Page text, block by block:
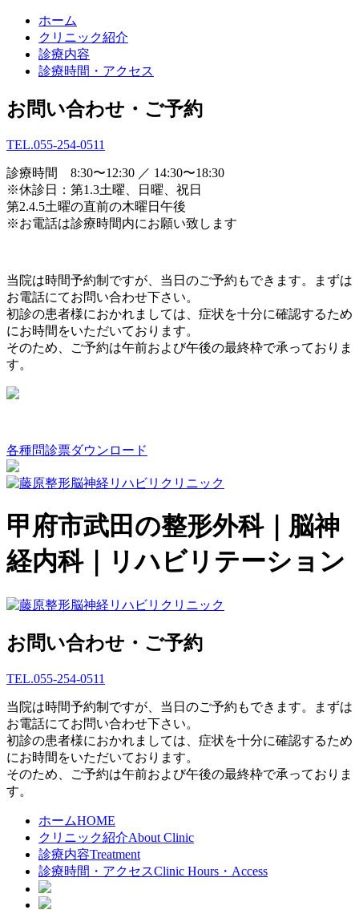
ホーム
クリニック紹介
診療内容
診療時間・アクセス
お問い合わせ・ご予約
TEL.055-254-0511
診療時間 8:30〜12:30 ／ 14:30〜18:30
※休診日：第1.3土曜、日曜、祝日
第2.4.5土曜の直前の木曜日午後
※お電話は診療時間内にお願い致します
当院は時間予約制ですが、当日のご予約もできます。まずは
お電話にてお問い合わせ下さい。
初診の患者様におかれましては、症状を十分に確認するため
にお時間をいただいております。
そのため、ご予約は午前および午後の最終枠で承っておりま
す。
各種問診票ダウンロード
甲府市武田の整形外科｜脳神
経内科｜リハビリテーション
お問い合わせ・ご予約
TEL.055-254-0511
当院は時間予約制ですが、当日のご予約もできます。まずは
お電話にてお問い合わせ下さい。
初診の患者様におかれましては、症状を十分に確認するため
にお時間をいただいております。
そのため、ご予約は午前および午後の最終枠で承っておりま
す。
ホームHOME
クリニック紹介About Clinic
診療内容Treatment
診療時間・アクセスClinic Hours・Access